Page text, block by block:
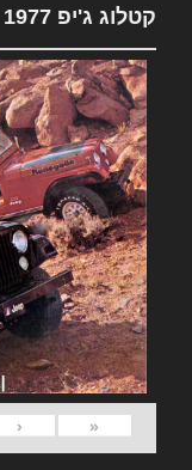
קטלוג ג'יפ 1977
«
‹